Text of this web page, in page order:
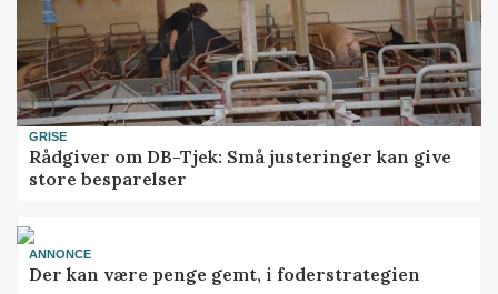
GRISE
Rådgiver om DB-Tjek: Små justeringer kan give
store besparelser
ANNONCE
Der kan være penge gemt, i foderstrategien